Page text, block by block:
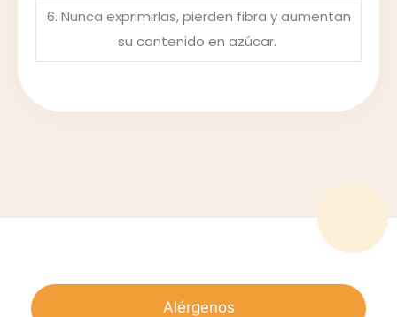
6. Nunca exprimirlas, pierden fibra y aumentan
su contenido en azúcar.
Alérgenos